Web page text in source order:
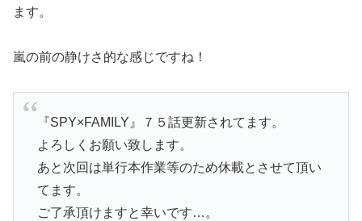
ます。
嵐の前の静けさ的な感じですね！
『SPY×FAMILY』７５話更新されてます。
よろしくお願い致します。
あと次回は単行本作業等のため休載とさせて頂い
てます。
ご了承頂けますと幸いです…。